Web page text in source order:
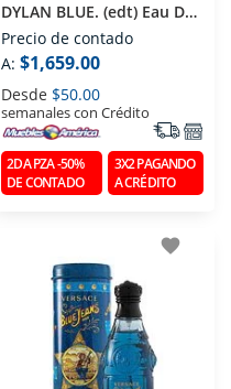
DYLAN BLUE. (edt) Eau De
Toilette 100 Ml
Precio de contado
A: $1,659.00
Desde $50.00
semanales con Crédito
2DA PZA -50%
DE CONTADO
3X2 PAGANDO
A CRÉDITO
favorite